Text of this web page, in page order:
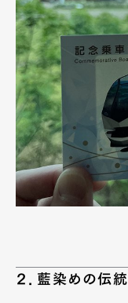
２．藍染めの伝